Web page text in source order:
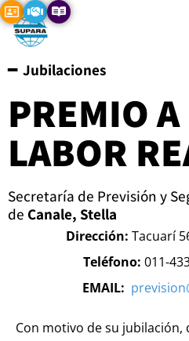
━ Jubilaciones
PREMIO
LABOR
Secretaría de Previsión y
de Canale, Stella
Dirección: Tacuarí
Teléfono: 011-
EMAIL:
Con motivo de su jubilación,